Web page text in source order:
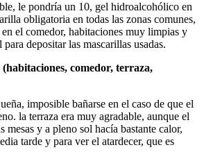
le pondría un 10, gel hidroalcohólico en
obligatoria en todas las zonas comunes,
en el comedor, habitaciones muy limpias y
depositar las mascarillas usadas.
(habitaciones, comedor, terraza,
imposible bañarse en el caso de que el
la terraza era muy agradable, aunque el
mesas y a pleno sol hacía bastante calor,
tarde y para ver el atardecer, que es